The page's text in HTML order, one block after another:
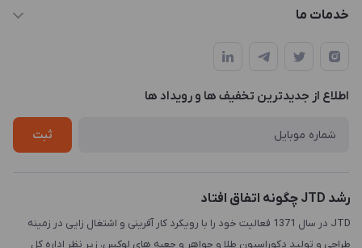
طبقه3
حساب کاربری
لیست محصولات
درباره ما
خدمات ما
چاپ و حکاکی
طراحی سه بعدی
اطلاع از جدیدترین تخفیف ها و رویداد ها
ثبت
رشد JTD چگونه اتفاق افتاد
JTD در سال 1371 فعالیت خود را با رویکرد کار آفرینی و اشتغال زایی در زمینه
طراحی و تولید دکوراسیون طلا و جواهر و جعبه های لوکس، زیر نظر اداره کل